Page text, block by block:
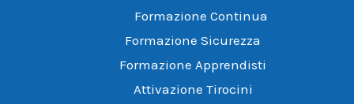
Formazione Continua
Formazione Sicurezza
Formazione Apprendisti
Attivazione Tirocini